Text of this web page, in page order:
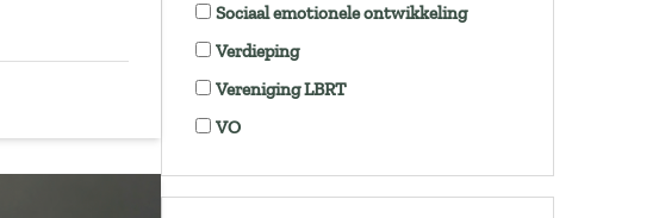
Sociaal emotionele ontwikkeling
Verdieping
Vereniging LBRT
VO